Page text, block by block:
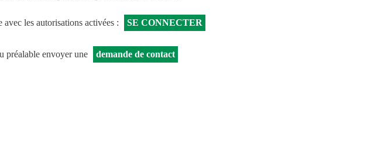
les autorisations activées : SE CONNECTER
préalable envoyer une demande de contact